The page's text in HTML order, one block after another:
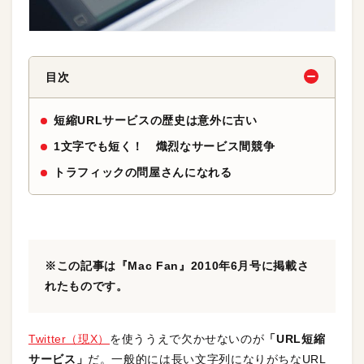
目次
短縮URLサービスの歴史は意外に古い
1文字でも短く！ 熾烈なサービス間競争
トラフィックの問屋さんになれる
※この記事は『Mac Fan』2010年6月号に掲載さ
れたものです。
Twitter（現X） を使ううえで欠かせないのが 「URL短縮
サービス」 だ。一般的には長い文字列になりがちなURL